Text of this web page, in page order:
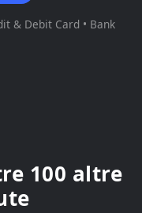
& Debit Card • Bank
100 altre